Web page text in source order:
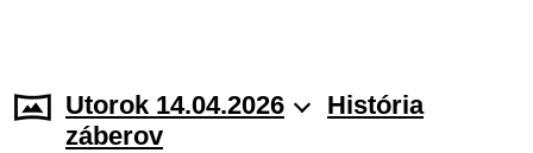
Utorok 14.04.2026
História
záberov